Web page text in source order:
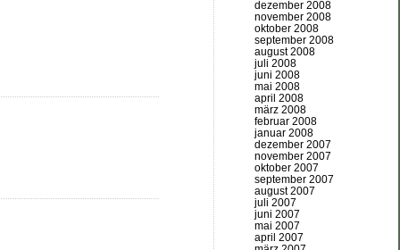
dezember 2008
november 2008
oktober 2008
september 2008
august 2008
juli 2008
juni 2008
mai 2008
april 2008
märz 2008
februar 2008
januar 2008
dezember 2007
november 2007
oktober 2007
september 2007
august 2007
juli 2007
juni 2007
mai 2007
april 2007